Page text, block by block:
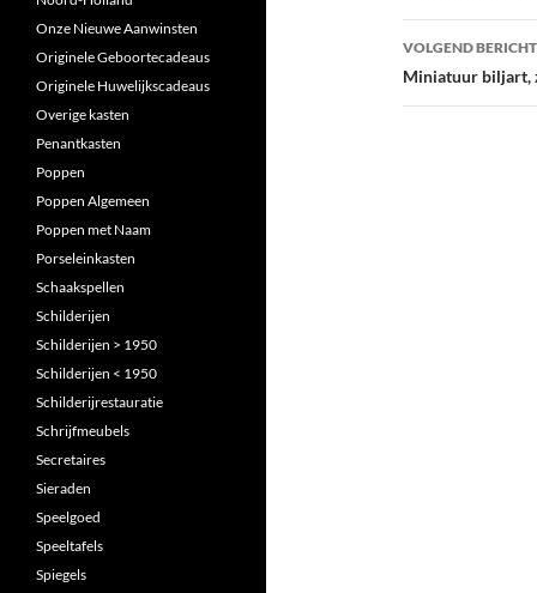
VOLGEND BERICHT
Miniatuur biljart,
Onze Nieuwe Aanwinsten
Originele Geboortecadeaus
Originele Huwelijkscadeaus
Overige kasten
Penantkasten
Poppen
Poppen Algemeen
Poppen met Naam
Porseleinkasten
Schaakspellen
Schilderijen
Schilderijen > 1950
Schilderijen < 1950
Schilderijrestauratie
Schrijfmeubels
Secretaires
Sieraden
Speelgoed
Speeltafels
Spiegels